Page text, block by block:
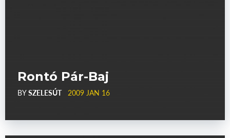
Rontó Pár-Baj
BYSZELESÚT 2009 JAN 16